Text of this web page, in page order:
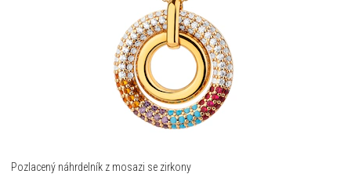
Pozlacený náhrdelník z mosazi se zirkony